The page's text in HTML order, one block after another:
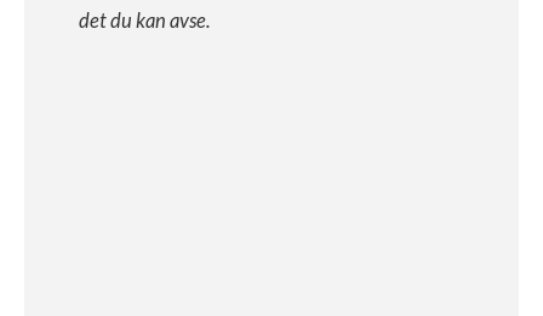
det du kan avse.